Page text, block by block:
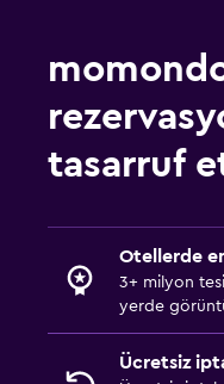
tasarruf
Otellerde
3+ milyon
yerde
Ücretsiz